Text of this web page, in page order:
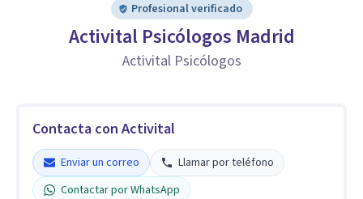
Profesional verificado
Activital Psicólogos Madrid
Activital Psicólogos
Contacta con Activital
Enviar un correo
Llamar por teléfono
Contactar por WhatsApp